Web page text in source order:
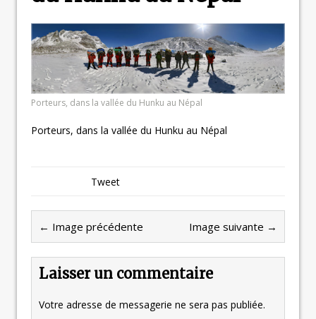
Dans le Massif Central en hiver, direction Mont Dore
Porteurs, dans la vallée du Hunku au Népal
Porteurs, dans la vallée du Hunku au Népal
Tweet
← Image précédente Image suivante →
Laisser un commentaire
Votre adresse de messagerie ne sera pas publiée.